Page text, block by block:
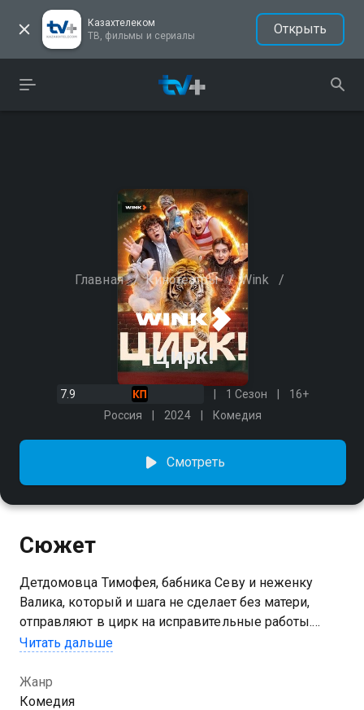
Казахтелеком
ТВ, фильмы и сериалы
Открыть
Главная / Кинотеатры / Wink /
Цирк!
7.9 1 Сезон
16+
Россия
2024 Комедия
Смотреть
Сюжет
Детдомовца Тимофея, бабника Севу и неженку
Валика, который и шага не сделает без матери,
отправляют в цирк на исправительные работы.
Выполнять нестандартные задачи тройка
завхоза, бывшего моряка, дрессировщика-мачо,
иллюзиониста-мажора и других цирковых. Парням
Читать дальше
Жанр
Комедия